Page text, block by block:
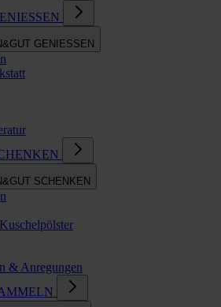
GENIESSEN
SCHENKEN
& Anregungen